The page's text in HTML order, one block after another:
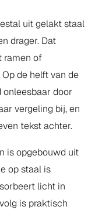
uit gelakt staal
drager. Dat
ramen of
de helft van de
onleesbaar door
vergeling bij, en
tekst achter.
is opgebouwd uit
op staal is
licht in
is praktisch